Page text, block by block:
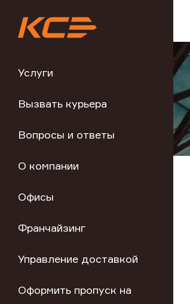
Услуги
Вызвать курьера
Вопросы и ответы
О компании
Офисы
Франчайзинг
Управление доставкой
Оформить пропуск на